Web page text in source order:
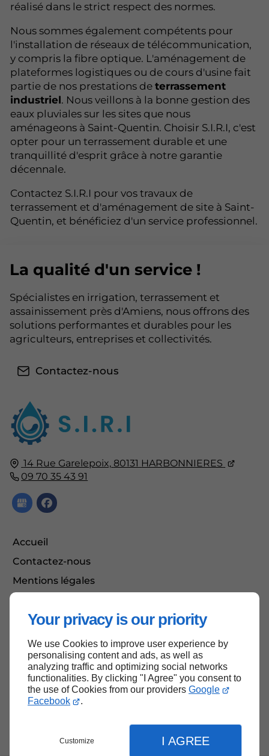
Your privacy is our priority
We use Cookies to improve user experience by
personalising content and ads, as well as
analyzing traffic and optimizing social networks
functionalities. By clicking "I Agree" you consent to
the use of Cookies from our providers Google
Facebook
.
Customize I AGREE
réalisé dans le strict respect des normes.
Nous sommes également compétents pour
l'installation de réseaux de télécommunication,
y compris la fibre optique. L'aménagement de
plateformes logistiques ou de cours d'usine fait
partie de nos prestations de terrassement
industriel. Nous veillons à la bonne gestion des
eaux pluviales sur les sites que nous
aménageons à Saint-Quentin. Choisir S.I.R.I, c'est
opter pour un terrassement durable et une
tranquillité d'esprit grâce à notre garantie
décennale.
Contactez S.I.R.I pour vos travaux de
terrassement et d'aménagement de site à Saint-
Quentin, et bénéficiez d'un service professionnel.
14 Rue Garelepoix, 80131 HARBONNIERES
09 70 35 43 91
Accueil
Contactez-nous
Mentions légales
La qualité d'un service !
Spécialistes en irrigation, terrassement et
assainissement près d'Amiens, nous offrons des
solutions performantes et durables pour les
agriculteurs, entreprises et collectivités.
Contactez-nous
Haut de page